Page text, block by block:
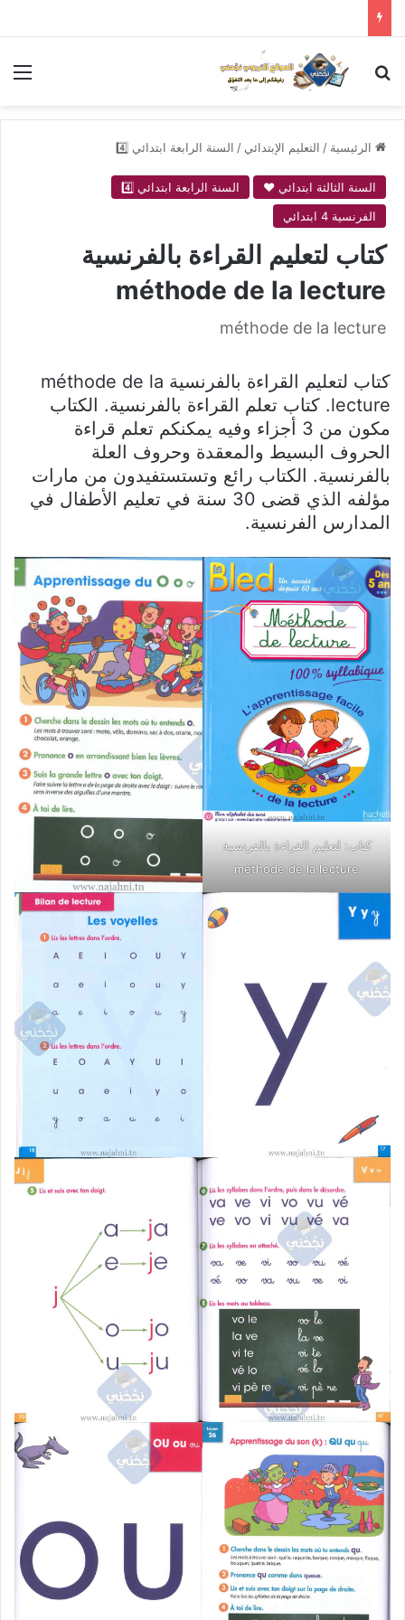
بحث عن
الرئيسية / التعليم الإبتدائي / السنة الرابعة ابتدائي 4️⃣
السنة الثالثة ابتدائي ❤
السنة الرابعة ابتدائي 4️⃣
الفرنسية 4 ابتدائي
كتاب لتعليم القراءة بالفرنسية
méthode de la lecture
méthode de la lecture
كتاب لتعليم القراءة بالفرنسية méthode de la
lecture. كتاب تعلم القراءة بالفرنسية. الكتاب
مكون من 3 أجزاء وفيه يمكنكم تعلم قراءة
الحروف البسيط والمعقدة وحروف العلة
بالفرنسية. الكتاب رائع وتستستفيدون من مارات
مؤلفه الذي قضى 30 سنة في تعليم الأطفال في
المدارس الفرنسية.
كتاب: لتعليم القراءة بالفرنسية
méthode de la lecture